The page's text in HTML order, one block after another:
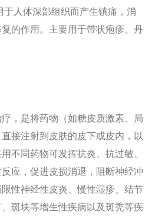
人体深部组织而产生镇痛，消
的作用。主要用于带状疱疹、丹
，是将药物（如糖皮质激素、局
接注射到皮肤的皮下或皮内，以
不同药物可发挥抗炎、抗过敏、
应，促进皮损消退，阻断神经冲
性神经性皮炎、慢性湿疹、结节
斑块等增生性疾病以及斑秃等疾